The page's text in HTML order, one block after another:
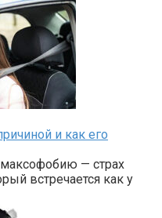
и как его
— страх
встречается как у